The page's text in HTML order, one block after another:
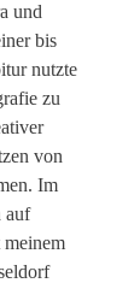
und
bis
nutzte
zu
von
Im
auf